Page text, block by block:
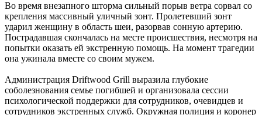
Во время внезапного шторма сильный порыв ветра сорвал со
крепления массивный уличный зонт. Пролетевший зонт
ударил женщину в область шеи, разорвав сонную артерию.
Пострадавшая скончалась на месте происшествия, несмотря на
попытки оказать ей экстренную помощь. На момент трагедии
она ужинала вместе со своим мужем.
Администрация Driftwood Grill выразила глубокие
соболезнования семье погибшей и организовала сессии
психологической поддержки для сотрудников, очевидцев и
сотрудников экстренных служб. Окружная полиция и коронер